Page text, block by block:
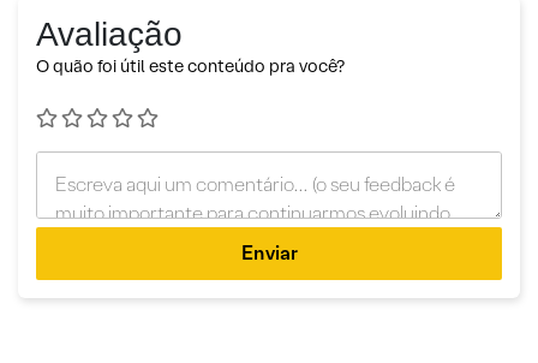
Avaliação
O quão foi útil este conteúdo pra você?
Enviar